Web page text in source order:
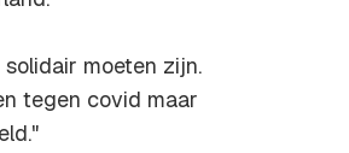
moeten zijn.
tegen covid maar